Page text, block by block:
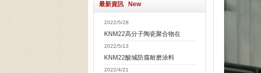
最新資訊 New
2022/5/28
KNM22高分子陶瓷聚合物在
2022/5/13
KNM22酸堿防腐耐磨涂料
2022/4/21